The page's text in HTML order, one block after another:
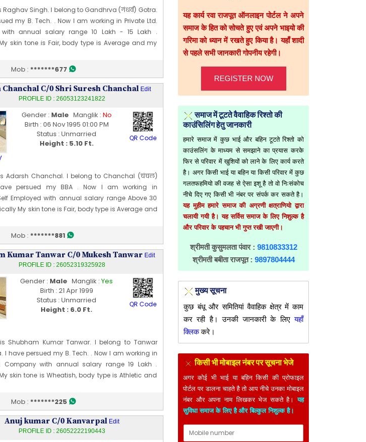
Raghav Singh. I belong to Gandhrva (गंधर्व) Gotra.
my B. Tech. . Now I am working in Private Ltd.
with annual salary range 10 Lakh - 15 Lakh .
skin tone is Fair, body type is Average and my
ON : 07/06/2026 02:03 PM
Mob : *******677
C/0 Shri Suresh Chanchal Edit
PROFILE ID : 26053123241822
Gender : MaleManglik : No
Birth : 06 Nov 1995 01:00 PM
Status : Unmarried
Height : 5.10 Ft.
QR Code
Adarsh Chanchal. I belong to Chanchal (चंचल)
persued my BBA . Now I am working in
Employed with annual salary range Above 30
My skin tone is Fair, body type is Average and
ON : 31/05/2026 11:46 PM
Mob : *******881
Kumar Tanwar C/0 Mukesh Tanwar Edit
PROFILE ID : 26052319325928
Gender : Male Manglik : Yes
Birth : 21 Apr 1999
Status : Unmarried
Height : 6.0 Ft.
QR Code
Shubham Kumar Tanwar. I belong to Tanwar
I have persued my B. Tech. . Now I am working in
Company with annual salary range 19 Lakh .
skin tone is Wheatish, body type is Athletic and
ON : 23/05/2026 07:36 PM
Mob : *******225
Anuj kumar C/0 Kanvarpal Edit
PROFILE ID : 26052222190443
यह कार्य रवा राजपूत ऑनलाइन पोर्टल ने अपने
समाज के हित को सोचते हुए एवं अपने भाइयो की
गरिमा को ध्यान में रखते हुए किया है। यहाँ शादी
से पहले सभी जानकारी गोपनीय रहेगी।
REGISTER NOW
समाज में टूटते वैवाहिक रिश्तो की
काउंसिलिंग हेतु जानकारी
हमारे समाज में कुछ भाई और बहिन टूटते रिश्तो को
काउंसलिंग के माध्यम से समझाने का प्रयास करके
फिर से परिवार में खुशियों को लाने के लिए कार्य करते
है। अगर किसी भाई या बहिन या किसी परिवार में कुछ
गलतफहमियो की वजह से ऐसा इशू है तो वो निःसंकोच
नीचे दिए गए किसी भी नंबर पर संपर्क कर सकते है।
यह मुहीम हमारे समाज की अग्रणी क्षत्राणियो द्वारा
चलायी गयी है। यह सर्विस समाज के लिए निशुल्क है
और परिवार के पहचान भी गुप्त रखी जाएगी।
श्रीमती कुसुमलता पंवार : 9810833312
श्रीमती बबीता राजपूत : 9897804444
मुख्य सूचना
कुछ बंधू और समितियां वैवाहिक क्षेत्र में काम
कर रही है। उनकी जानकारी के लिएयहाँ
क्लिककरे।
किसी भी मोबाइल नंबर पर सूचना भेजे
अगर कोई भी भाई या बहिन किसी की प्रोफाइल
पोर्टल पर डालना चाहते है तो आप नीचे उनका मोबाइल
नंबर और अपना नाम लिखकर भेज सकते है।यह
सुविधा समाज के लिए है और बिल्कुल निशुल्क है।